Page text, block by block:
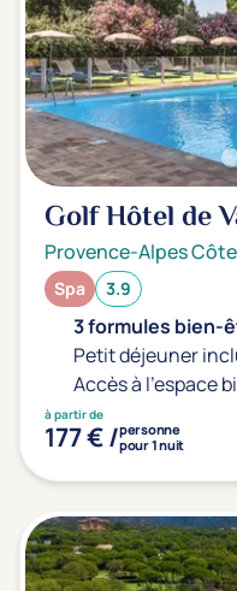
Golf Hôtel de
Provence-Alpes
Spa 3.9
3 formules bien-
Petit déjeuner
Accès à l'espace
à partir de
177 € /personne
pour 1 nuit